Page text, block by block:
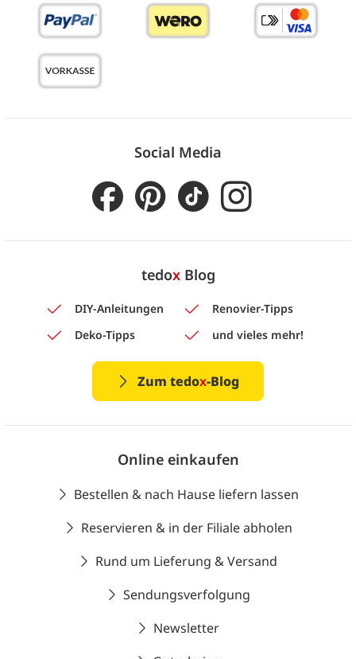
Social Media
tedoxBlog
DIY-Anleitungen
Renovier-Tipps
Deko-Tipps
und vieles mehr!
Zum tedox-Blog
Online einkaufen
Bestellen & nach Hause liefern lassen
Reservieren & in der Filiale abholen
Rund um Lieferung & Versand
Sendungsverfolgung
Newsletter